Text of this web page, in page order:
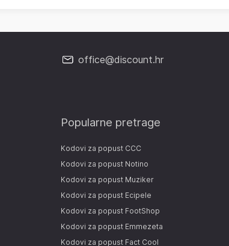
office@discount.hr
Popularne pretrage
Kodovi za popust CCC
Kodovi za popust Notino
Kodovi za popust Muziker
Kodovi za popust Ecipele
Kodovi za popust FootShop
Kodovi za popust Emmezeta
Kodovi za popust Fact Cool